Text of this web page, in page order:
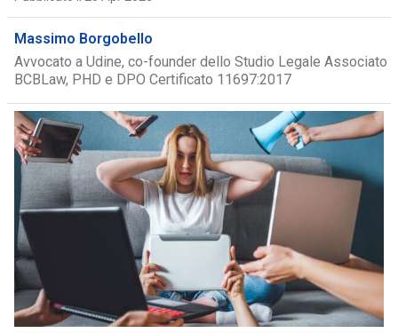
Massimo Borgobello
Avvocato a Udine, co-founder dello Studio Legale Associato
BCBLaw, PHD e DPO Certificato 11697:2017